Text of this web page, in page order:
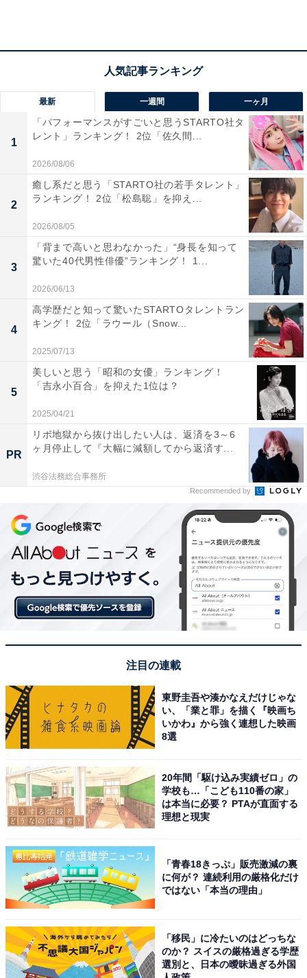
第3位には「本田翼」さんが入りました。
本田さんは、これまでファッション誌のモデルをはじ
め、数々の映画やテレビ番組にも出演。“ばっさー”の愛
称でファンに親しまれ、今年6月には30歳を迎えまし
た。ゲームや漫画が趣味というギャップも、周りから愛
される要素となっています。
A post shared by 永野芽郁 (@mei_nagano0924official)
第2位は「永野芽郁」さんでした。
2009年公開の映画『ハード・リベンジ、ミリー ブラッデ
ィバトル』で女優デビューを果たした永野さん。2018年
最新 一週間 一ヶ月
1
「パフォーマンスがすごいと思うSTARTO社タ
レント」ランキング！ 2位「佐久間...
2026/08/06
2
癒し系だと思う「STARTO社の若手タレント」
ランキング！ 2位「松島聡」を抑え...
2026/08/05
3
「背まで高いと思わなかった」“身長を知って
驚いた40代男性俳優”ランキング！ 1...
2026/06/13
4
高学歴だと知って驚いたSTARTOタレントラン
キング！ 2位「ラウール（Snow...
2025/07/13
5
美しいと思う「昭和の女優」ランキング！
「吉永小百合」を抑えた1位は？
2025/04/21
PR
リボ地獄から抜け出したい人は、返済を3～6
ヶ月停止して『大幅に減額してから返済す...
渋谷法務総合事務所
Recommended by
注目の連載
東野圭吾や湊かなえだけじゃな
い、「業と罪」を描く『映画ち
いかわ』から強く連想した映画
8選
20年間「駆け込み実績ゼロ」の
学校も…「こども110番の家」
は本当に必要？ PTAが直面する
理想と現実
「青春18きっぷ」販売激減の裏
に何が？ 連続利用の厳格化だけ
ではない「本当の理由」
「移民」に冷たいのはどっちな
のか？ スイスの厳格過ぎる学歴
選別と、日本の曖昧過ぎる外国